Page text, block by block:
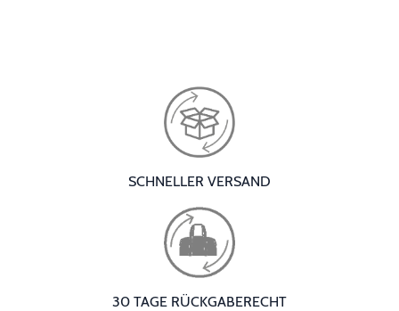
SCHNELLER VERSAND
30 TAGE RÜCKGABERECHT